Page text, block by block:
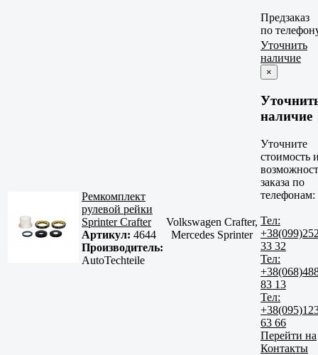
Предзаказ
по
Ремкомплект
рулевой рейки
Sprinter Crafter
Артикул: 4644
Производитель:
AutoTechteile
Volkswagen Crafter,
Mercedes Sprinter
Уточнить
наличие
×
наличие
Уточните
стоимость
заказа по
телефонам:
Тел:
33 32
Тел:
83 13
Тел:
63 66
Перейти на
Контакты